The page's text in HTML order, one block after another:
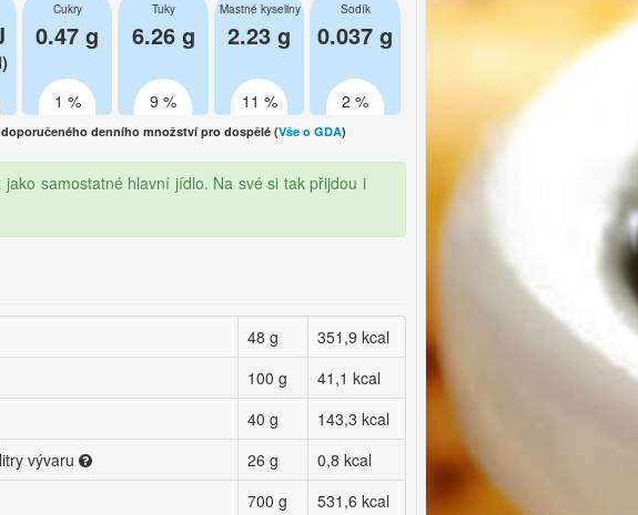
Cukry
0.47 g
1 %
Tuky
6.26 g
9 %
Mastné kyseliny
2.23 g
11 %
Sodík
0.037 g
2 %
denního množství pro dospělé (Vše o GDA)
samostatné hlavní jídlo. Na své si tak přijdou i
48 g
351,9 kcal
100 g
41,1 kcal
40 g
143,3 kcal
vývaru 26 g
0,8 kcal
700 g
531,6 kcal